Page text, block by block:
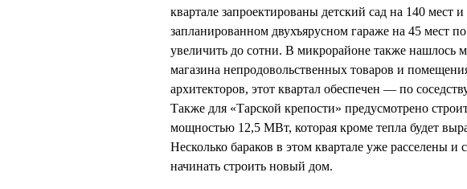
квартале запроектированы детский сад на 140 мест
запланированном двухъярусном гараже на 45 мест
увеличить до сотни. В микрорайоне также нашлось
магазина непродовольственных товаров и
архитекторов, этот квартал обеспечен — по
Также для «Тарской крепости» предусмотрено
мощностью 12,5 МВт, которая кроме тепла будет
Несколько бараков в этом квартале уже расселены
начинать строить новый дом.